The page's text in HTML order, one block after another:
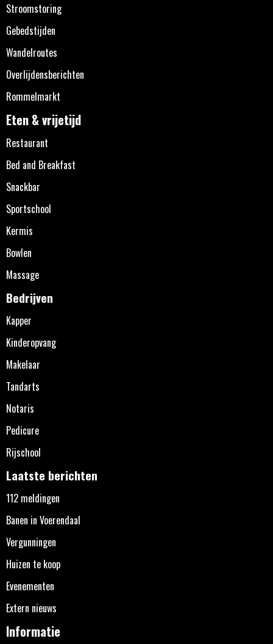
Stroomstoring
Gebedstijden
Wandelroutes
Overlijdensberichten
Rommelmarkt
Eten & vrijetijd
Restaurant
Bed and Breakfast
Snackbar
Sportschool
Kermis
Bowlen
Massage
Bedrijven
Kapper
Kinderopvang
Makelaar
Tandarts
Notaris
Pedicure
Rijschool
Laatste berichten
112 meldingen
Banen in Voerendaal
Vergunningen
Huizen te koop
Evenementen
Extern nieuws
Informatie